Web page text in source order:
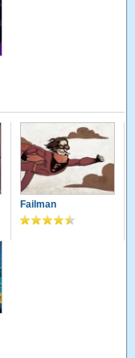
Failman